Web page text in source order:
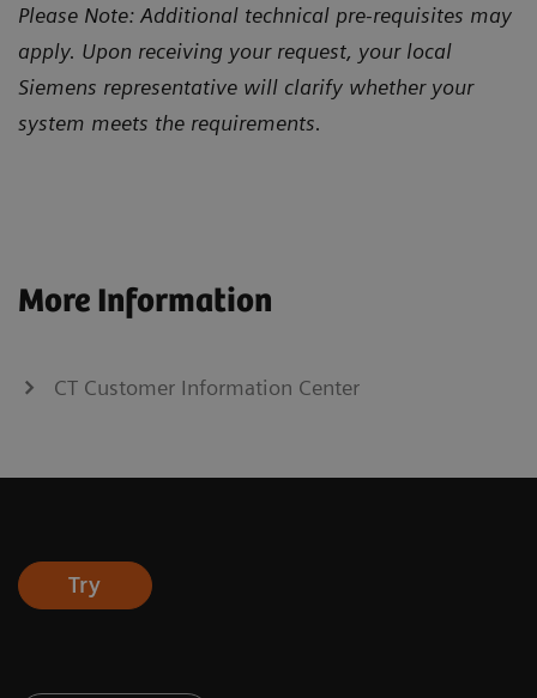
Please Note: Additional technical pre-requisites may
apply. Upon receiving your request, your local
Siemens representative will clarify whether your
system meets the requirements.
More Information
CT Customer Information Center
Try